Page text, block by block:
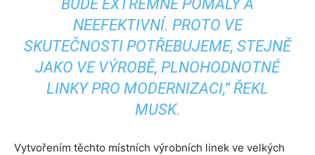
BUDE EXTRÉMNĚ POMALÝ A
NEEFEKTIVNÍ. PROTO VE
SKUTEČNOSTI POTŘEBUJEME, STEJNĚ
JAKO VE VÝROBĚ, PLNOHODNOTNÉ
LINKY PRO MODERNIZACI,” ŘEKL
MUSK.
Vytvořením těchto místních výrobních linek ve velkých